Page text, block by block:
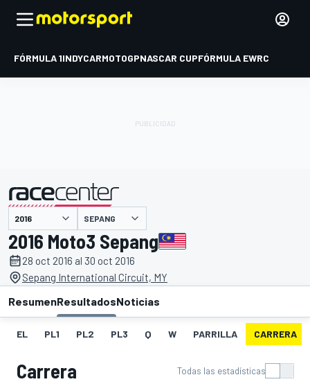
FÓRMULA 1INDYCARMOTOGPNASCAR CUPFÓRMULA EWRC
presentado por SEPANG
2016 Moto3 Sepang
28 oct 2016 al 30 oct 2016
Sepang International Circuit, MY
ResumenResultadosNoticias
EL PL1 PL2 PL3 Q W PARRILLA CARRERA
Carrera Todas las estadísticas